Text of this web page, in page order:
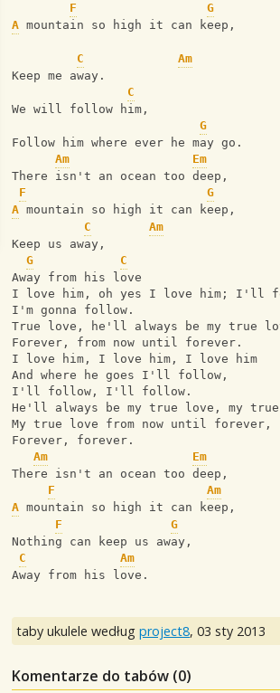
F
G
A mountain so high it can keep,
C
Am
Keep me away.
C
We will follow him,
G
Follow him where ever he may go.
Am
Em
There isn't an ocean too deep,
F
G
A mountain so high it can keep,
C
Am
Keep us away,
G
C
Away from his love
I love him, oh yes I love him; I'll
I'm gonna follow.
True love, he'll always be my true
Forever, from now until forever.
I love him, I love him, I love him
And where he goes I'll follow,
I'll follow, I'll follow.
He'll always be my true love, my
My true love from now until forever,
Forever, forever.
Am
Em
There isn't an ocean too deep,
F
Am
A mountain so high it can keep,
F
G
Nothing can keep us away,
C
Am
Away from his love.
taby ukulele według project8, 03 sty 2013
Komentarze do tabów (0)